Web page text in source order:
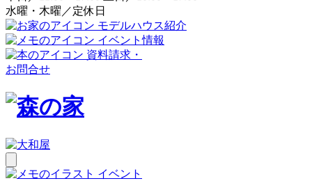
水曜・木曜／定休日
モデルハウス紹介
イベント情報
資料請求・
お問合せ
イベント